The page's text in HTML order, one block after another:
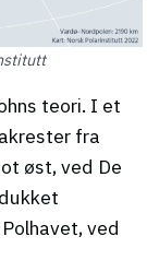
teori. I et
fra
øst, ved De
ved